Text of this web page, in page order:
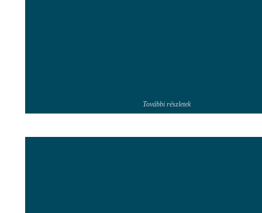
További részletek